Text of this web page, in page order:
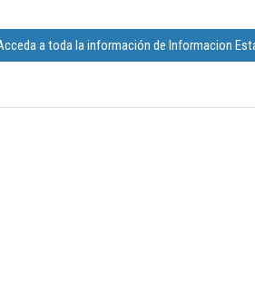
a toda la información de Informacion